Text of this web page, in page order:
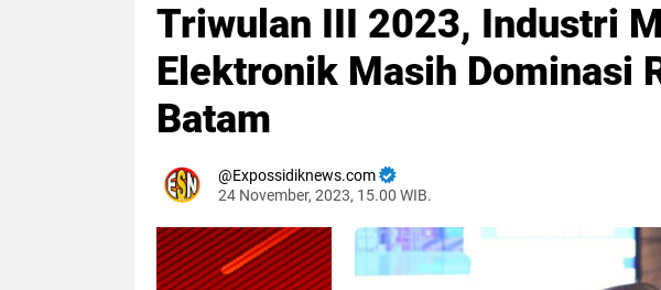
Triwulan III 2023, Industri
Elektronik Masih Dominasi
Batam
Expossidiknews.com
24 November, 2023, 15.00 WIB.